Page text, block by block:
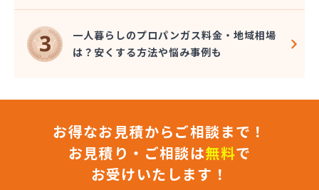
株式会社シェル石油豊橋LPG充填工場
株式会社しんせきプロパン部
株式会社スギサン化学
株式会社スマイルガステクノロジー
株式会社バンノ
株式会社フジプロ
株式会社フジプロ刈谷営業所
株式会社ホームガス東海
一人暮らしのプロパンガス料金・地域相場
は？安くする方法や悩み事例も
お得なお見積からご相談まで！
お見積り・ご相談は無料で
お受けいたします！